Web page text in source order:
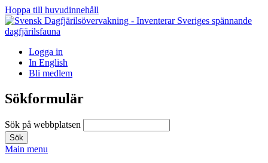
Hoppa till huvudinnehåll
Logga in
In English
Bli medlem
Sökformulär
Sök på webbplatsen
Main menu